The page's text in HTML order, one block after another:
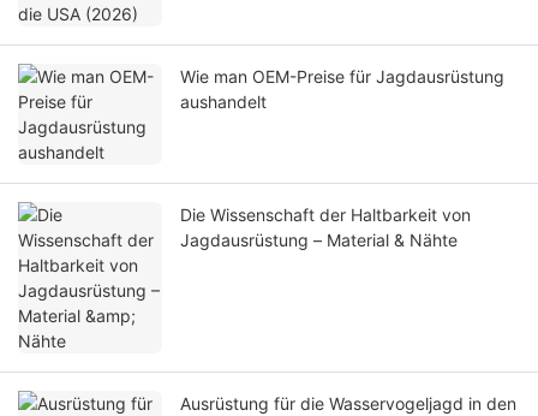
Wie man OEM-Preise für Jagdausrüstung
aushandelt
Die Wissenschaft der Haltbarkeit von
Jagdausrüstung – Material & Nähte
Ausrüstung für die Wasservogeljagd in den